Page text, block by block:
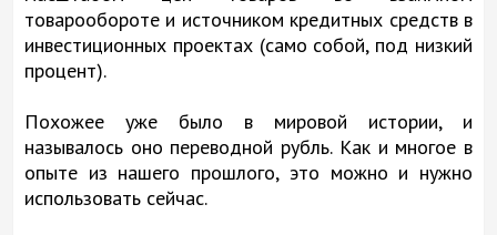
товарообороте и источником кредитных средств в
инвестиционных проектах (само собой, под низкий
процент).
Похожее уже было в мировой истории, и
называлось оно переводной рубль. Как и многое в
опыте из нашего прошлого, это можно и нужно
использовать сейчас.